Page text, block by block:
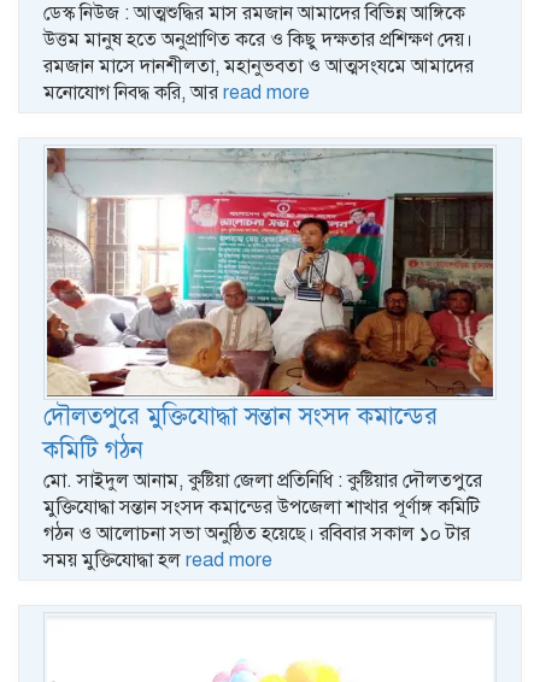
ডেস্ক নিউজ : আত্মশুদ্ধির মাস রমজান আমাদের বিভিন্ন আঙ্গিকে
উত্তম মানুষ হতে অনুপ্রাণিত করে ও কিছু দক্ষতার প্রশিক্ষণ দেয়।
রমজান মাসে দানশীলতা, মহানুভবতা ও আত্মসংযমে আমাদের
মনোযোগ নিবদ্ধ করি, আর read more
দৌলতপুরে মুক্তিযোদ্ধা সন্তান সংসদ কমান্ডের
কমিটি গঠন
মো. সাইদুল আনাম, কুষ্টিয়া জেলা প্রতিনিধি : কুষ্টিয়ার দৌলতপুরে
মুক্তিযোদ্ধা সন্তান সংসদ কমান্ডের উপজেলা শাখার পূর্ণাঙ্গ কমিটি
গঠন ও আলোচনা সভা অনুষ্ঠিত হয়েছে। রবিবার সকাল ১০ টার
সময় মুক্তিযোদ্ধা হল read more